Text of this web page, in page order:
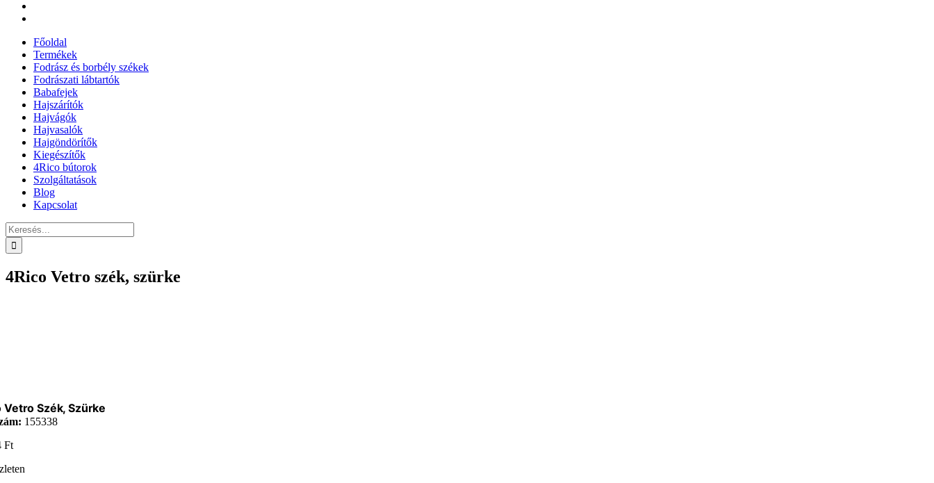
Főoldal
Termékek
Fodrász és borbély székek
Fodrászati lábtartók
Babafejek
Hajszárítók
Hajvágók
Hajvasalók
Hajgöndörítők
Kiegészítők
4Rico bútorok
Szolgáltatások
Blog
Kapcsolat
Keresés...
4Rico Vetro szék, szürke
Vetro Szék, Szürke
155338
Ft